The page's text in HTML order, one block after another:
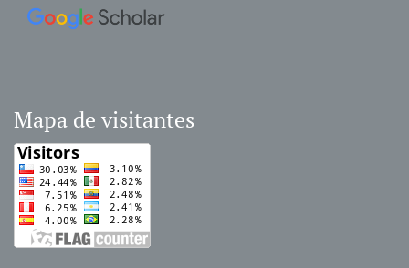
Mapa de visitantes